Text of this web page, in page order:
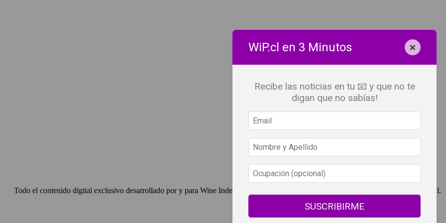
Todo el contenido digital exclusivo desarrollado por y para Wine Independent Press Chile, cuenta con derechos de propiedad intelectual.
WiP.cl en 3 Minutos ×
Recibe las noticias en tu 📧 y que no te
digan que no sabías!
SUSCRIBIRME